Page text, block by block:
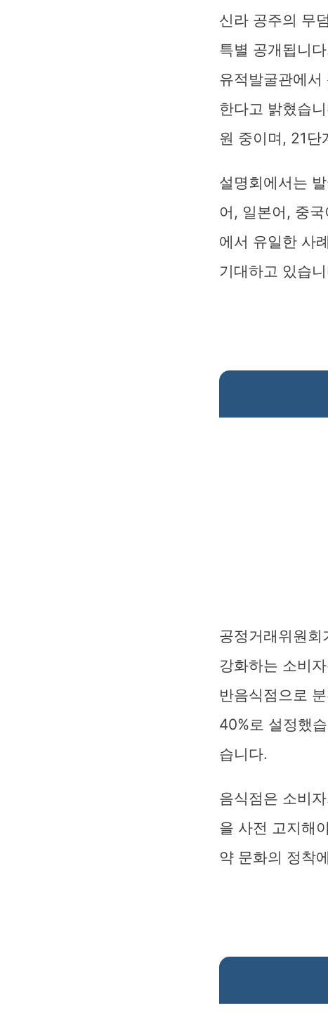
신라 공주의 무
특별 공개됩니
유적발굴관에
한다고 밝혔습
원 중이며, 21단
설명회에서는
어, 일본어, 중
에서 유일한 사
기대하고 있습
공정거래위원회
강화하는 소비
반음식점으로
40%로 설정했
습니다.
음식점은 소비
을 사전 고지해
약 문화의 정착